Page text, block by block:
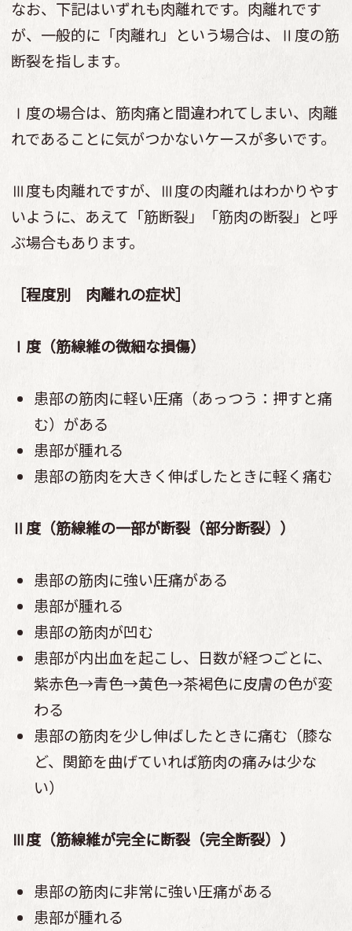
なお、下記はいずれも肉離れです。肉離れです
が、一般的に「肉離れ」という場合は、Ⅱ度の筋
断裂を指します。
Ⅰ度の場合は、筋肉痛と間違われてしまい、肉離
れであることに気がつかないケースが多いです。
Ⅲ度も肉離れですが、Ⅲ度の肉離れはわかりやす
いように、あえて「筋断裂」「筋肉の断裂」と呼
ぶ場合もあります。
［程度別 肉離れの症状］
Ⅰ度（筋線維の微細な損傷）
患部の筋肉に軽い圧痛（あっつう：押すと痛
む）がある
患部が腫れる
患部の筋肉を大きく伸ばしたときに軽く痛む
Ⅱ度（筋線維の一部が断裂（部分断裂））
患部の筋肉に強い圧痛がある
患部が腫れる
患部の筋肉が凹む
患部が内出血を起こし、日数が経つごとに、
紫赤色→青色→黄色→茶褐色に皮膚の色が変
わる
患部の筋肉を少し伸ばしたときに痛む（膝な
ど、関節を曲げていれば筋肉の痛みは少な
い）
Ⅲ度（筋線維が完全に断裂（完全断裂））
患部の筋肉に非常に強い圧痛がある
患部が腫れる